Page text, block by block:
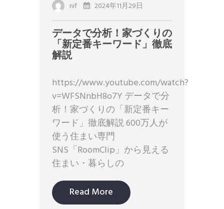
nif 2024年11月29日
データで分析！家づくりの
「新定番キーワード」徹底
解説
https://www.youtube.com/watch?
v=WFSNnbH8o7Y データで分
析！家づくりの「新定番キー
ワード」徹底解説 600万人が
使う住まい専門
SNS「RoomClip」から見える
住まい・暮らしの
Read More